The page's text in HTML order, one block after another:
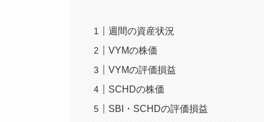
週間の資産状況
VYMの株価
VYMの評価損益
SCHDの株価
SBI・SCHDの評価損益